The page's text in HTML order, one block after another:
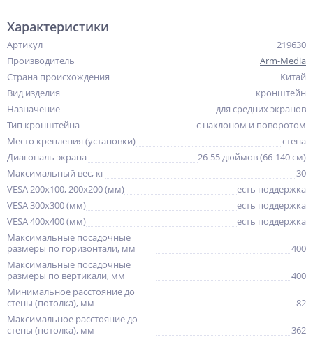
Характеристики
Артикул
219630
Производитель
Arm-Media
Страна происхождения
Китай
Вид изделия
кронштейн
Назначение
для средних экранов
Тип кронштейна
с наклоном и поворотом
Место крепления (установки)
стена
Диагональ экрана
26-55 дюймов (66-140 см)
Максимальный вес, кг
30
VESA 200x100, 200x200 (мм)
есть поддержка
VESA 300x300 (мм)
есть поддержка
VESA 400x400 (мм)
есть поддержка
Максимальные посадочные
размеры по горизонтали, мм
400
Максимальные посадочные
размеры по вертикали, мм
400
Минимальное расстояние до
стены (потолка), мм
82
Максимальное расстояние до
стены (потолка), мм
362